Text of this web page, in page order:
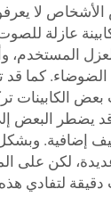
الأشخاص لا
عازلة
المستخدم،
الضوضاء. كما
الكابينات
يضطر البعض
إضافية. وبشكل
لكن على
لتفادي